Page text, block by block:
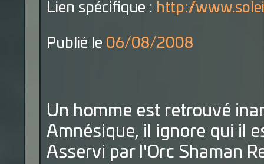
Lien spécifique : http://
Publié le 06/08/2008
Un homme est retrouvé
Amnésique, il ignore qui il
Asservi par l'Orc Shaman